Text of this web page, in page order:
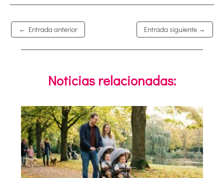
← Entrada anterior Entrada siguiente →
Noticias relacionadas: